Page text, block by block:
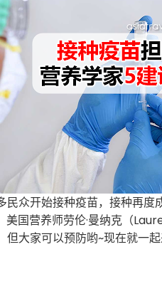
民众开始接种疫苗，接种再
美国营养师劳伦·曼纳克（
但大家可以预防哟~现在就一